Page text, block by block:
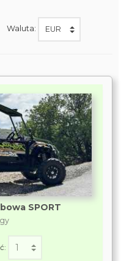
Waluta:
SPORT